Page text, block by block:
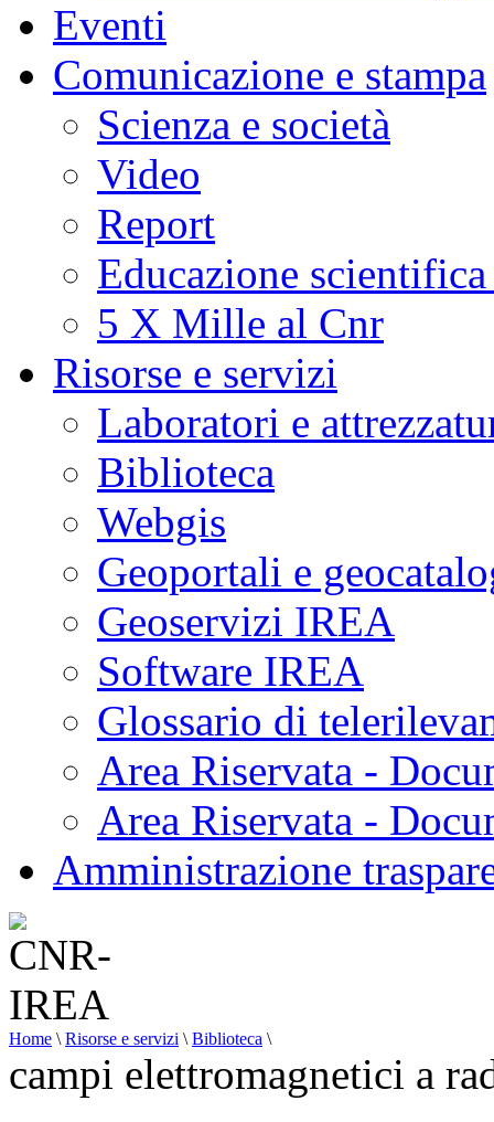
Eventi
Comunicazione e stampa
Scienza e società
Video
Report
Educazione
5 X Mille al Cnr
Risorse e servizi
Laboratori e
Biblioteca
Webgis
Geoportali e
Geoservizi IREA
Software IREA
Glossario di
Area Riservata -
Area Riservata -
Amministrazione
Home \ Risorse e servizi \ Biblioteca \
campi elettromagnetici a